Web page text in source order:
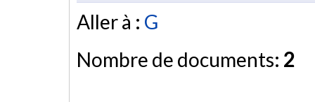
Aller à : G
Nombre de documents: 2